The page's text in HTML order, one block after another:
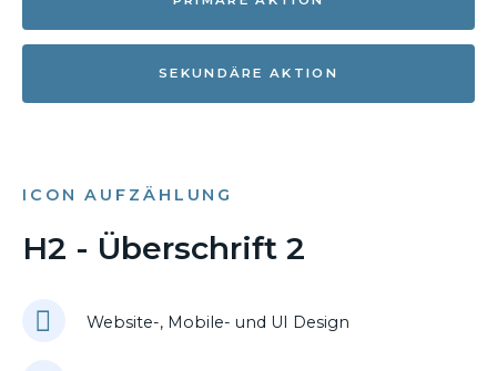
SEKUNDÄRE AKTION
ICON AUFZÄHLUNG
H2 - Überschrift 2
Website-, Mobile- und UI Design